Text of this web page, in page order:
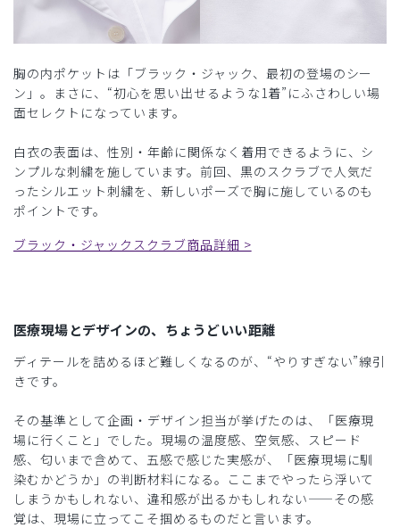
胸の内ポケットは「ブラック・ジャック、最初の登場のシー
ン」。まさに、“初心を思い出せるような1着”にふさわしい場
面セレクトになっています。
白衣の表面は、性別・年齢に関係なく着用できるように、シ
ンプルな刺繍を施しています。前回、黒のスクラブで人気だ
ったシルエット刺繍を、新しいポーズで胸に施しているのも
ポイントです。
ブラック・ジャックスクラブ商品詳細 >
医療現場とデザインの、ちょうどいい距離
ディテールを詰めるほど難しくなるのが、“やりすぎない”線引
きです。
その基準として企画・デザイン担当が挙げたのは、「医療現
場に行くこと」でした。現場の温度感、空気感、スピード
感、匂いまで含めて、五感で感じた実感が、「医療現場に馴
染むかどうか」の判断材料になる。ここまでやったら浮いて
しまうかもしれない、違和感が出るかもしれない——その感
覚は、現場に立ってこそ掴めるものだと言います。